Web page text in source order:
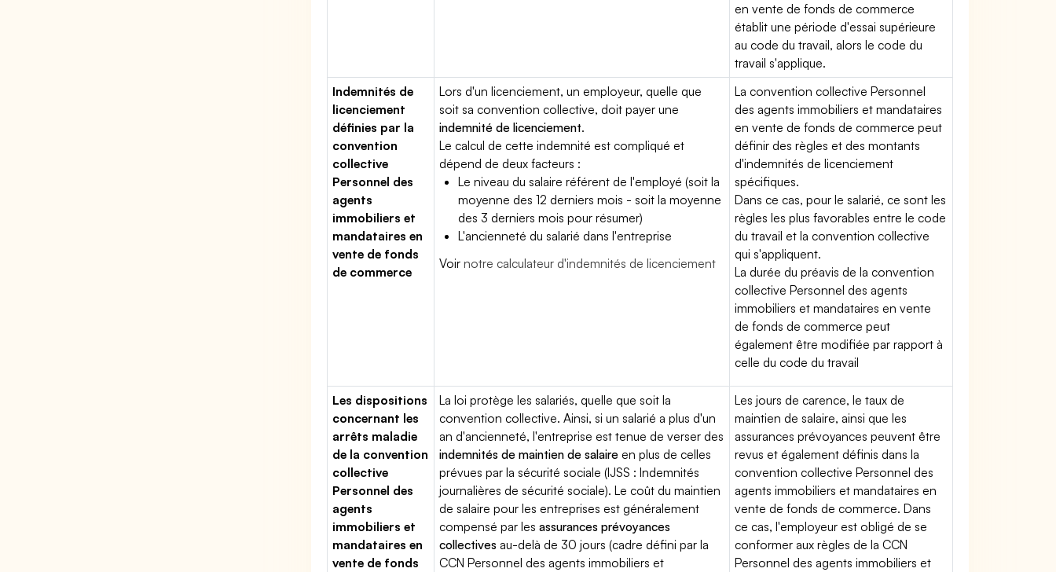
en vente de fonds de commerce
établit une période d'essai supérieure
au code du travail, alors le code du
travail s'applique.
Indemnités de
licenciement
définies par la
convention
collective
Personnel des
agents
immobiliers et
mandataires en
vente de fonds
de commerce
Lors d'un licenciement, un employeur, quelle que
soit sa convention collective, doit payer une
indemnité de licenciement.
Le calcul de cette indemnité est compliqué et
dépend de deux facteurs :
Le niveau du salaire référent de l'employé (soit la
moyenne des 12 derniers mois - soit la moyenne
des 3 derniers mois pour résumer)
L'ancienneté du salarié dans l'entreprise
Voirnotre calculateur d'indemnités de licenciement
La convention collective Personnel
des agents immobiliers et mandataires
en vente de fonds de commerce peut
définir des règles et des montants
d'indemnités de licenciement
spécifiques.
Dans ce cas, pour le salarié, ce sont les
règles les plus favorables entre le code
du travail et la convention collective
qui s'appliquent.
La durée du préavis de la convention
collective Personnel des agents
immobiliers et mandataires en vente
de fonds de commerce peut
également être modifiée par rapport à
celle du code du travail
Les dispositions
concernant les
arrêts maladie
de la convention
collective
Personnel des
agents
immobiliers et
mandataires en
vente de fonds
La loi protège les salariés, quelle que soit la
convention collective. Ainsi, si un salarié a plus d'un
an d'ancienneté, l'entreprise est tenue de verser des
indemnités de maintien de salaire en plus de celles
prévues par la sécurité sociale (IJSS : Indemnités
journalières de sécurité sociale). Le coût du maintien
de salaire pour les entreprises est généralement
compensé par lesassurances prévoyances
collectives au-delà de 30 jours (cadre défini par la
CCN Personnel des agents immobiliers et
Les jours de carence, le taux de
maintien de salaire, ainsi que les
assurances prévoyances peuvent être
revus et également définis dans la
convention collective Personnel des
agents immobiliers et mandataires en
vente de fonds de commerce. Dans
ce cas, l'employeur est obligé de se
conformer aux règles de la CCN
Personnel des agents immobiliers et